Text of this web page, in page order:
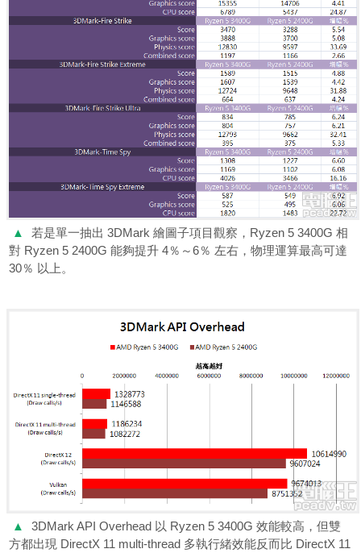
▲
若是單一抽出 3DMark 繪圖子項目觀察，Ryzen 5 3400G 相
對 Ryzen 5 2400G 能夠提升 4％～6％ 左右，物理運算最高可達
30％ 以上。
▲
3DMark API Overhead 以 Ryzen 5 3400G 效能較高，但雙
方都出現 DirectX 11 multi-thread 多執行緒效能反而比 DirectX 11